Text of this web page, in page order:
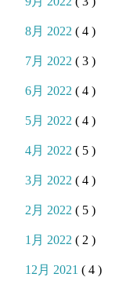
8月 2022( 4 )
7月 2022( 3 )
6月 2022( 4 )
5月 2022( 4 )
4月 2022( 5 )
3月 2022( 4 )
2月 2022( 5 )
1月 2022( 2 )
12月 2021( 4 )